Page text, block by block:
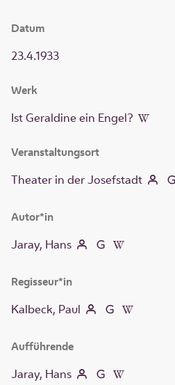
Autor*in
Jaray, Hans
Regisseur*in
Kalbeck, Paul
Veranstaltungsort
Theater in der Josefstadt
Aufführende
Jaray, Hans
Datum
23.4.1933
Werk
Ist Geraldine ein Engel?